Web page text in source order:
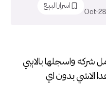
شركه واسجلها بالايبي
الاشي بدون اي
اسرار البيع